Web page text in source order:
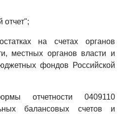
отчет";
на счетах органов
местных органов власти и
фондов Российской
отчетности 0409110
балансовых счетов и